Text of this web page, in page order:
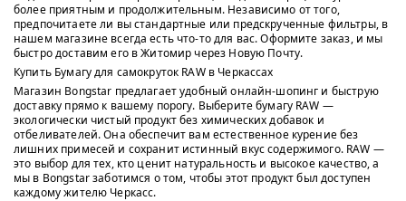
более приятным и продолжительным. Независимо от того,
предпочитаете ли вы стандартные или предскрученные фильтры, в
нашем магазине всегда есть что-то для вас. Оформите заказ, и мы
быстро доставим его в Житомир через Новую Почту.
Купить Бумагу для самокруток RAW в Черкассах
Магазин Bongstar предлагает удобный онлайн-шопинг и быструю
доставку прямо к вашему порогу. Выберите бумагу RAW —
экологически чистый продукт без химических добавок и
отбеливателей. Она обеспечит вам естественное курение без
лишних примесей и сохранит истинный вкус содержимого. RAW —
это выбор для тех, кто ценит натуральность и высокое качество, а
мы в Bongstar заботимся о том, чтобы этот продукт был доступен
каждому жителю Черкасс.